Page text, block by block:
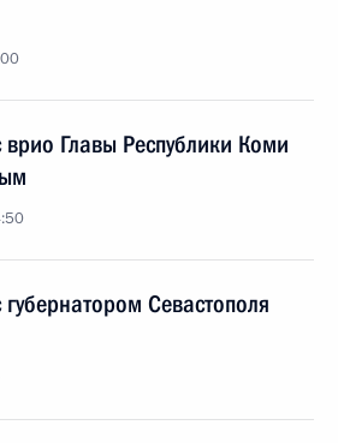
врио Главы Республики Коми
Севастополя